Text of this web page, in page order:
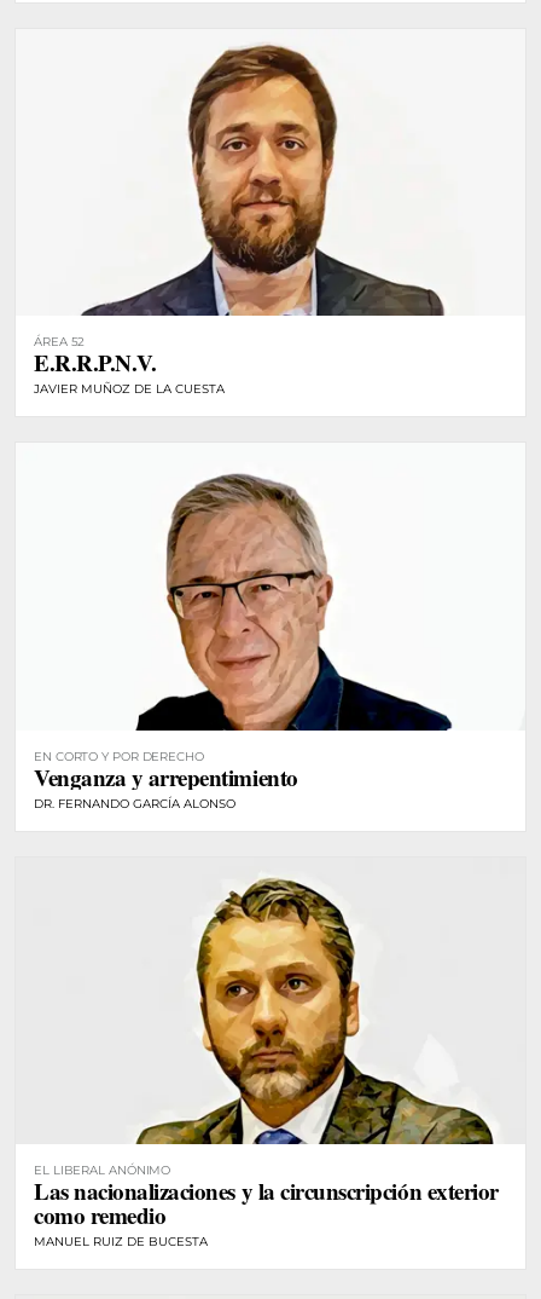
ÁREA 52
E.R.R.P.N.V.
JAVIER MUÑOZ DE LA CUESTA
EN CORTO Y POR DERECHO
Venganza y arrepentimiento
DR. FERNANDO GARCÍA ALONSO
EL LIBERAL ANÓNIMO
Las nacionalizaciones y la circunscripción exterior
como remedio
MANUEL RUIZ DE BUCESTA